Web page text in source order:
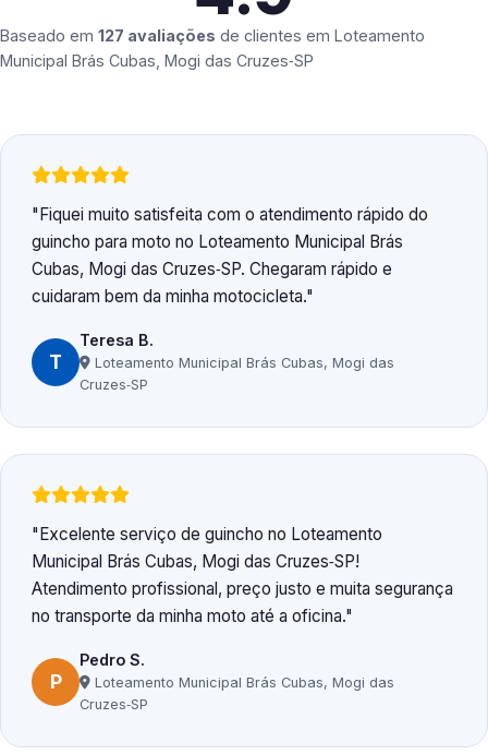
Baseado em 127 avaliações de clientes em Loteamento
Municipal Brás Cubas, Mogi das Cruzes‑SP
Fiquei muito satisfeita com o atendimento rápido do
guincho para moto no Loteamento Municipal Brás
Cubas, Mogi das Cruzes‑SP. Chegaram rápido e
cuidaram bem da minha motocicleta.
T
Teresa B.
Loteamento Municipal Brás Cubas, Mogi das
Cruzes‑SP
Excelente serviço de guincho no Loteamento
Municipal Brás Cubas, Mogi das Cruzes‑SP!
Atendimento profissional, preço justo e muita segurança
no transporte da minha moto até a oficina.
P
Pedro S.
Loteamento Municipal Brás Cubas, Mogi das
Cruzes‑SP